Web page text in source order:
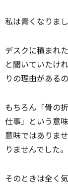
私は青くなりまし
デスクに積まれ
と聞いていたけれ
りの理由がある
もちろん「骨の
仕事」という意
意味ではありま
りませんでした。
そのときは全く